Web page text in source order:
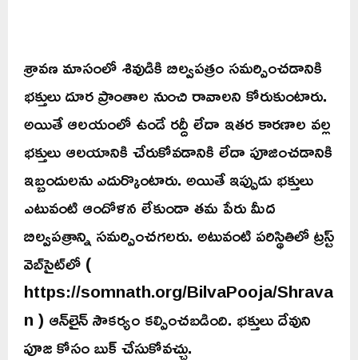
శ్రావణ మాసంలో శివుడికి బిల్వపత్రం సమర్పించడానికి
భక్తులు దూర ప్రాంతాల నుంచి రావాలని కోరుకుంటారు.
అయితే ఆలయంలో ఉండే రద్దీ లేదా ఇతర కారణాల వల్ల
భక్తులు ఆలయానికి చేరుకోవడానికి లేదా పూజించడానికి
ఇబ్బందులను ఎదుర్కొంటారు. అయితే ఇప్పుడు భక్తులు
ఎటువంటి ఆందోళన లేకుండా తమ పేరు మీద
బిల్వపత్రాన్ని సమర్పించగలరు. అటువంటి పరిస్థితిలో ట్రస్ట్
వెబ్‌సైట్‌లో (
https://somnath.org/BilvaPooja/Shrava
n ) ఆన్‌లైన్ సౌకర్యం కల్పించబడింది. భక్తులు దేవుని
పూజ కోసం బుక్ చేసుకోవచ్చు.